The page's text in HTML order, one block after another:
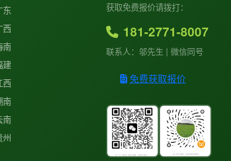
东
西
南
建
西
南
南
州
获取免费报价请拨打：
181-2771-8007
联系人：邬先生 | 微信同号
免费获取报价